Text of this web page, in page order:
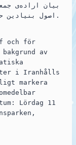
بیان اراده‌ی
اصول بنیادین حقوق بشر است.
och för
av
i Iranhålls
markera
Lördag 11